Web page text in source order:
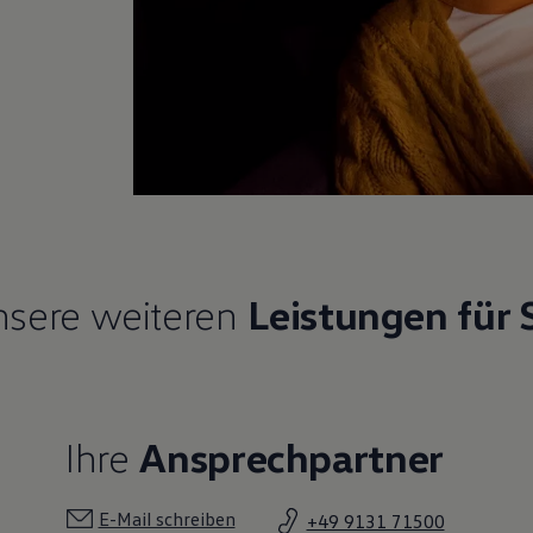
weiteren Leistungen für
IhreAnsprechpartner
E-Mail schreiben +49 9131 71500